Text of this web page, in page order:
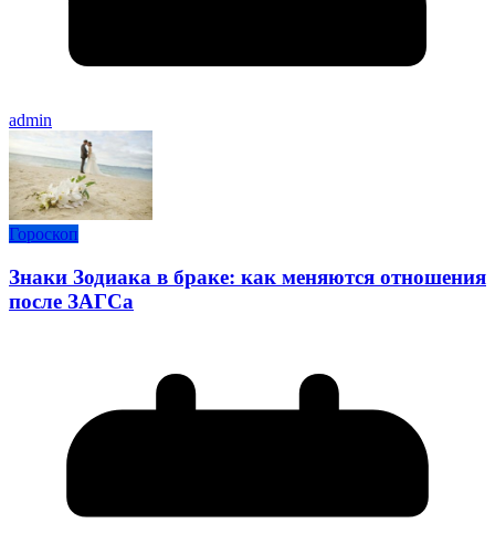
admin
Гороскоп
Знаки Зодиака в браке: как меняются отношения
после ЗАГСа